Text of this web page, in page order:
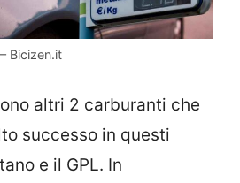
Bicizen.it
altri 2 carburanti che
successo in questi
e il GPL. In